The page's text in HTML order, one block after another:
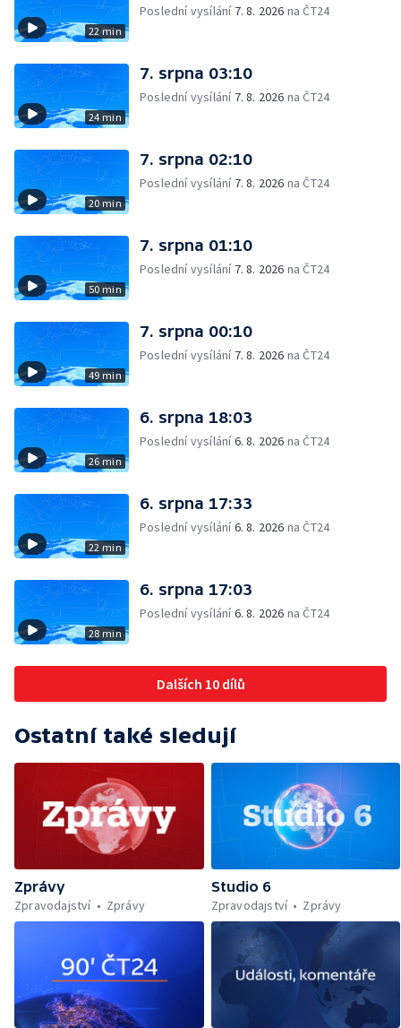
22 min
Poslední vysílání 7. 8. 2026 na ČT24
24 min
7. srpna 03:10
Poslední vysílání 7. 8. 2026 na ČT24
20 min
7. srpna 02:10
Poslední vysílání 7. 8. 2026 na ČT24
50 min
7. srpna 01:10
Poslední vysílání 7. 8. 2026 na ČT24
49 min
7. srpna 00:10
Poslední vysílání 7. 8. 2026 na ČT24
26 min
6. srpna 18:03
Poslední vysílání6. 8. 2026 na ČT24
22 min
6. srpna 17:33
Poslední vysílání6. 8. 2026 na ČT24
28 min
6. srpna 17:03
Poslední vysílání6. 8. 2026 na ČT24
Dalších 10 dílů
Ostatní také sledují
Zprávy
Zpravodajství
Zprávy
Studio 6
Zpravodajství
Zprávy